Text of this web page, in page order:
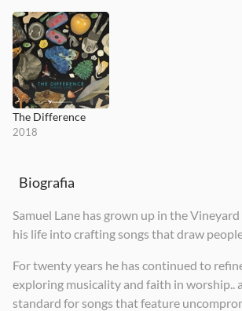
The Difference
2018
Biografia
Samuel Lane has grown up in the
his life into crafting songs that draw
For twenty years he has continued to
exploring musicality and faith in worship..
standard for songs that feature